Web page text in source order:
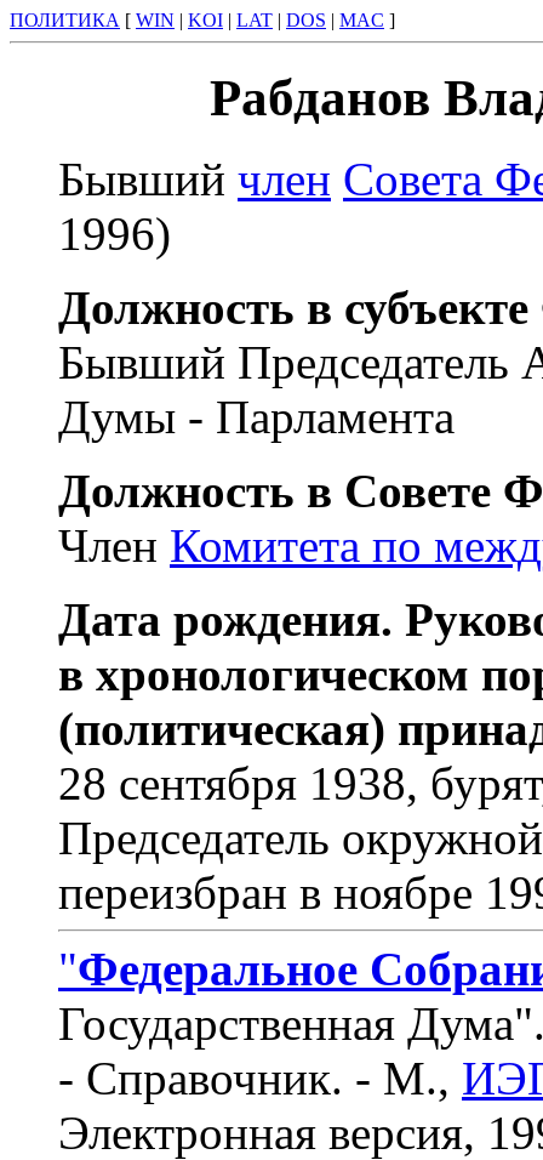
ПОЛИТИКА [ WIN | KOI | LAT | DOS | MAC ]
Рабданов
Бывший член Совета
1996)
Должность в
Бывший Председатель
Думы - Парламента
Должность в Совете
Член Комитета по
Дата рождения.
в хронологическом
(политическая)
28 сентября 1938,
Председатель
переизбран в ноябре
"Федеральное
Государственная
- Справочник. - М.,
Электронная версия,